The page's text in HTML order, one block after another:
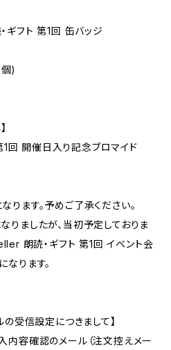
フト 第1回 缶バッジ
)
回 開催日入り記念ブロマイド
ます。予めご了承ください。
りましたが、当初予定しておりま
朗読・ギフト 第1回 イベント会
ります。
受信設定につきまして】
内容確認のメール（注文控えメー